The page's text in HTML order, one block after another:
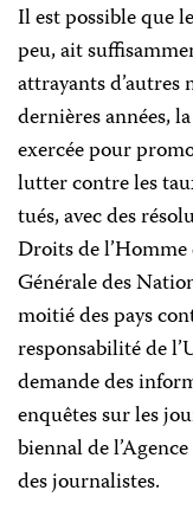
Il est possible que
peu, ait
attrayants d’autres
dernières années, la
exercée pour
lutter contre les
tués, avec des
Droits de l’Homme
Générale des
moitié des pays
responsabilité de
demande des
enquêtes sur les
biennal de
des journalistes.